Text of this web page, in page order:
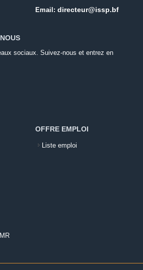
Email: directeur@issp.bf
sociaux. Suivez-nous et entrez en
OFFRE EMPLOI
Liste emploi